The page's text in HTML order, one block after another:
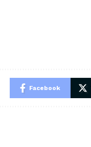
Facebook